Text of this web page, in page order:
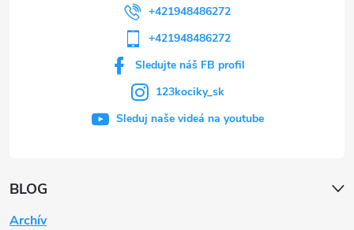
BLOG
Archív
+421948486272
+421948486272
Sledujte náš FB profil
123kociky_sk
Sleduj naše videá na youtube